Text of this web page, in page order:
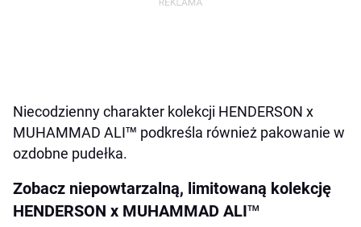
Niecodzienny charakter kolekcji HENDERSON x
MUHAMMAD ALI™ podkreśla również pakowanie w
ozdobne pudełka.
Zobacz niepowtarzalną, limitowaną kolekcję
HENDERSON x MUHAMMAD ALI™